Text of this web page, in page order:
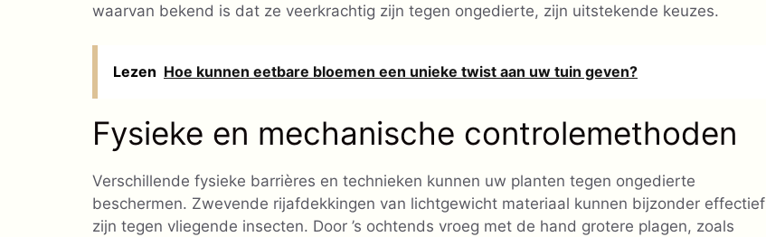
waarvan bekend is dat ze veerkrachtig zijn tegen ongedierte, zijn uitstekende keuzes.
Lezen Hoe kunnen eetbare bloemen een unieke twist aan uw tuin geven?
Fysieke en mechanische controlemethoden
Verschillende fysieke barrières en technieken kunnen uw planten tegen ongedierte
beschermen. Zwevende rijafdekkingen van lichtgewicht materiaal kunnen bijzonder effectief
zijn tegen vliegende insecten. Door ’s ochtends vroeg met de hand grotere plagen, zoals